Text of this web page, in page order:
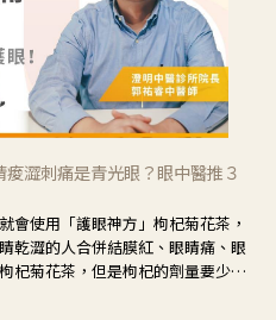
澀刺痛是青光眼？眼中醫推３
會使用「護眼神方」枸杞菊花茶，
乾澀的人合併結膜紅、眼睛痛、眼
杞菊花茶，但是枸杞的劑量要少，